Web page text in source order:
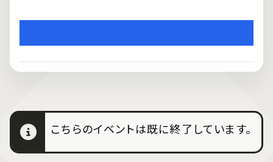
こちらのイベントは既に終了しています。